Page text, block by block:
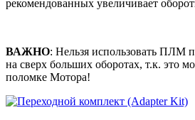
рекомендованных увеличивает
ВАЖНО: Нельзя использовать ПЛМ
на сверх больших оборотах, т.к. это
поломке Мотора!